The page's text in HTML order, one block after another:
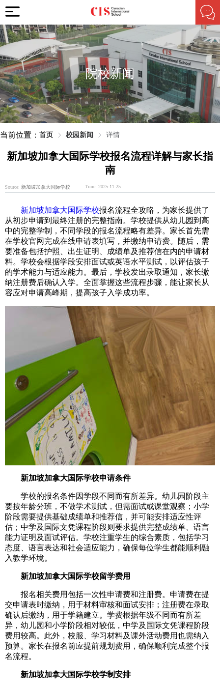
院校新闻
当前位置： 首页 校园新闻 详情
新加坡加拿大国际学校报名流程详解与家长指
南
Source: 新加坡加拿大国际学校 Time: 2025-11-25
新加坡加拿大国际学校报名流程全攻略，为家长提供了
从初步申请到最终注册的完整指南。学校提供从幼儿园到高
中的完整学制，不同学段的报名流程略有差异。家长首先需
在学校官网完成在线申请表填写，并缴纳申请费。随后，需
要准备包括护照、出生证明、成绩单及推荐信在内的申请材
料。学校会根据学段安排面试或英语水平测试，以评估孩子
的学术能力与适应能力。最后，学校发出录取通知，家长缴
纳注册费后确认入学。全面掌握这些流程步骤，能让家长从
容应对申请高峰期，提高孩子入学成功率。
新加坡加拿大国际学校申请条件
学校的报名条件因学段不同而有所差异。幼儿园阶段主
要按年龄分班，不做学术测试，但需面试或课堂观察；小学
阶段需要提供基础成绩单和推荐信，并可能安排适应性评
估；中学及国际文凭课程阶段则要求提供完整成绩单、语言
能力证明及面试评估。学校注重学生的综合素质，包括学习
态度、语言表达和社会适应能力，确保每位学生都能顺利融
入教学环境。
新加坡加拿大国际学校留学费用
报名相关费用包括一次性申请费和注册费。申请费在提
交申请表时缴纳，用于材料审核和面试安排；注册费在录取
确认后缴纳，用于学籍建立。学费根据年级不同而有所差
异，幼儿园和小学阶段相对较低，中学及国际文凭课程阶段
费用较高。此外，校服、学习材料及课外活动费用也需纳入
预算。家长在报名前应提前规划费用，确保顺利完成整个报
名流程。
新加坡加拿大国际学校学制安排